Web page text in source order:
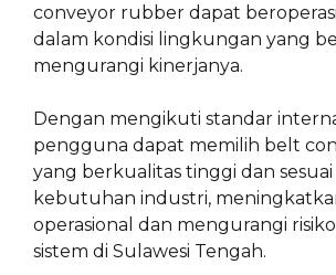
conveyor rubber dapat
dalam kondisi lingkungan yang
mengurangi kinerjanya.
Dengan mengikuti standar
pengguna dapat memilih belt
yang berkualitas tinggi dan
kebutuhan industri,
operasional dan mengurangi
sistem di Sulawesi Tengah.